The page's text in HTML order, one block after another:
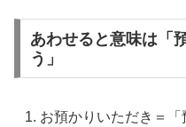
あわせると意味は「
う」
お預かりいただき＝